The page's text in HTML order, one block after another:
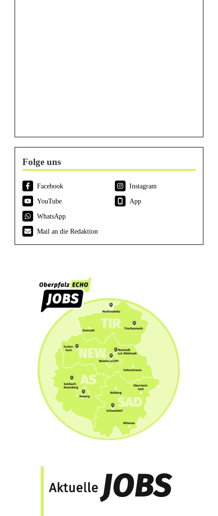
Folge uns
Facebook
Instagram
YouTube
App
WhatsApp
Mail an die Redaktion